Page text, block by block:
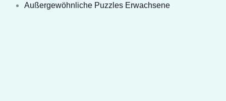
Außergewöhnliche Puzzles Erwachsene